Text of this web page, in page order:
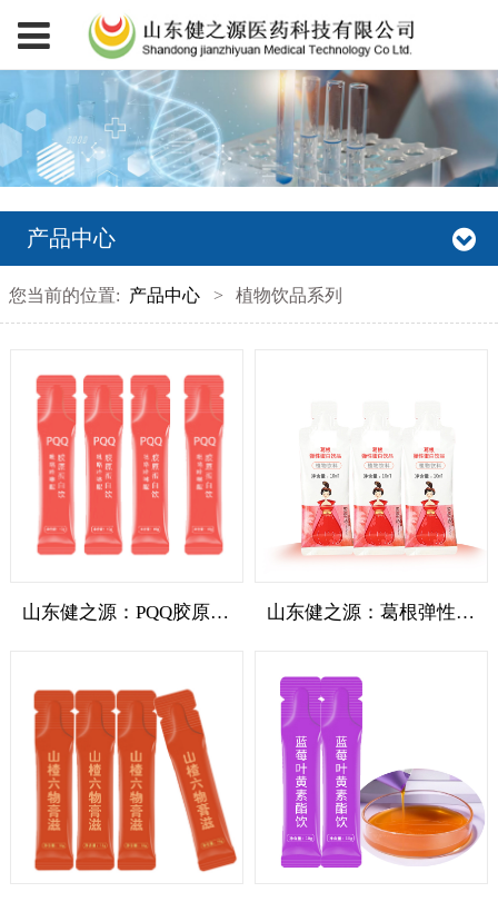
产品中心
您当前的位置: 产品中心 > 植物饮品系列
山东健之源：PQQ胶原蛋白肽饮品代加工 山东健之源：葛根弹性蛋白饮品代加工